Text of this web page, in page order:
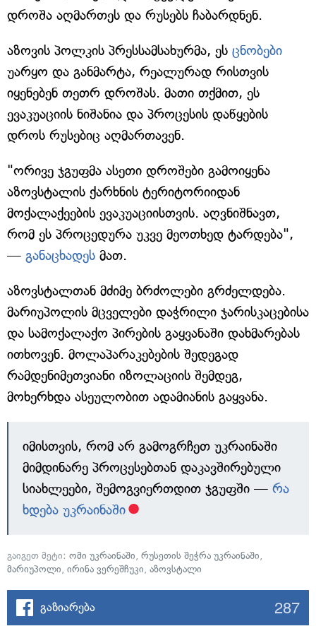
დროშა აღმართეს და რუსებს ჩაბარდნენ.
აზოვის პოლკის პრესსამსახურმა, ეს ცნობები
უარყო და განმარტა, რეალურად რისთვის
იყენებენ თეთრ დროშას. მათი თქმით, ეს
ევაკუაციის ნიშანია და პროცესის დაწყების
დროს რუსებიც აღმართავენ.
"ორივე ჯგუფმა ასეთი დროშები გამოიყენა
აზოვსტალის ქარხნის ტერიტორიიდან
მოქალაქეების ევაკუაციისთვის. აღვნიშნავთ,
რომ ეს პროცედურა უკვე მეოთხედ ტარდება",
— განაცხადეს მათ.
აზოვსტალთან მძიმე ბრძოლები გრძელდება.
მარიუპოლის მცველები დაჭრილი ჯარისკაცებისა
და სამოქალაქო პირების გაყვანაში დახმარებას
ითხოვენ. მოლაპარაკებების შედეგად
რამდენიმეთვიანი იზოლაციის შემდეგ,
მოხერხდა ასეულობით ადამიანის გაყვანა.
იმისთვის, რომ არ გამოგრჩეთ უკრაინაში
მიმდინარე პროცესებთან დაკავშირებული
სიახლეები, შემოგვიერთდით ჯგუფში — რა
ხდება უკრაინაში
გაიგეთ მეტი: ომი უკრაინაში, რუსეთის შეჭრა უკრაინაში,
მარიუპოლი, ირინა ვერეშჩუკი, აზოვსტალი
გაზიარება 287